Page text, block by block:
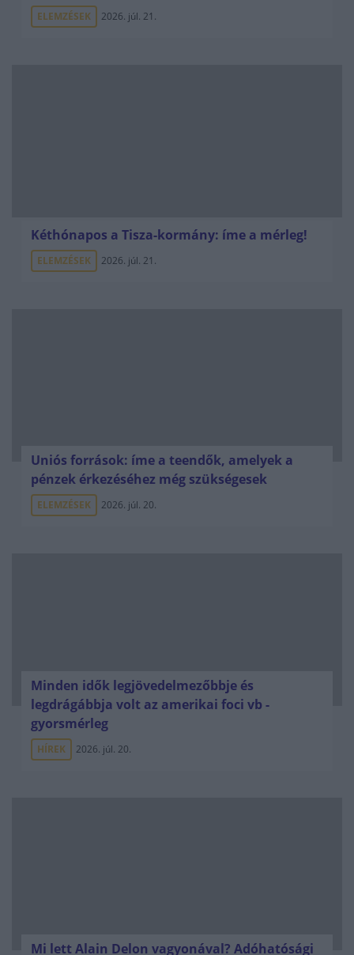
ELEMZÉSEK 2026. júl. 21.
Kéthónapos a Tisza-kormány: íme a mérleg!
ELEMZÉSEK 2026. júl. 21.
Uniós források: íme a teendők, amelyek a
pénzek érkezéséhez még szükségesek
ELEMZÉSEK 2026. júl. 20.
Minden idők legjövedelmezőbbje és
legdrágábbja volt az amerikai foci vb -
gyorsmérleg
HÍREK 2026. júl. 20.
Mi lett Alain Delon vagyonával? Adóhatósági